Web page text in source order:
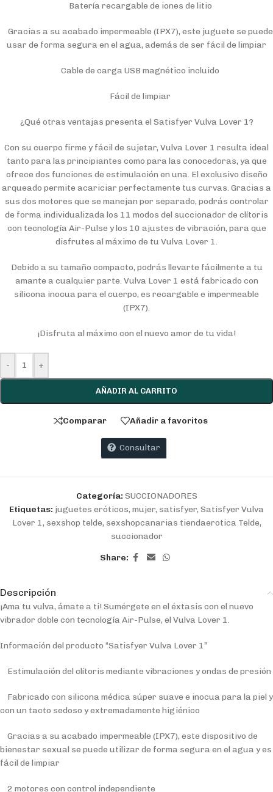
Batería recargable de iones de litio
Gracias a su acabado impermeable (IPX7), este juguete se puede
usar de forma segura en el agua, además de ser fácil de limpiar
Cable de carga USB magnético incluido
Fácil de limpiar
¿Qué otras ventajas presenta el Satisfyer Vulva Lover 1?
Con su cuerpo firme y fácil de sujetar, Vulva Lover 1 resulta ideal
tanto para las principiantes como para las conocedoras, ya que
ofrece dos funciones de estimulación en una. El exclusivo diseño
arqueado permite acariciar perfectamente tus curvas. Gracias a
sus dos motores que se manejan por separado, podrás controlar
de forma individualizada los 11 modos del succionador de clítoris
con tecnología Air-Pulse y los 10 ajustes de vibración, para que
disfrutes al máximo de tu Vulva Lover 1.
Debido a su tamaño compacto, podrás llevarte fácilmente a tu
amante a cualquier parte. Vulva Lover 1 está fabricado con
silicona inocua para el cuerpo, es recargable e impermeable
(IPX7).
¡Disfruta al máximo con el nuevo amor de tu vida!
- +
AÑADIR AL CARRITO
Comparar Añadir a favoritos
Consultar
Categoría: SUCCIONADORES
Etiquetas: juguetes eróticos, mujer, satisfyer, Satisfyer Vulva
Lover 1, sexshop telde, sexshopcanarias tiendaerotica Telde,
succionador
Share:
Descripción
¡Ama tu vulva, ámate a ti! Sumérgete en el éxtasis con el nuevo
vibrador doble con tecnología Air-Pulse, el Vulva Lover 1.
Información del producto “Satisfyer Vulva Lover 1”
Estimulación del clítoris mediante vibraciones y ondas de presión
Fabricado con silicona médica súper suave e inocua para la piel y
con un tacto sedoso y extremadamente higiénico
Gracias a su acabado impermeable (IPX7), este dispositivo de
bienestar sexual se puede utilizar de forma segura en el agua y es
fácil de limpiar
2 motores con control independiente